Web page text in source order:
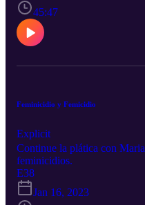
45:47
Feminicidio y Femicidio
Explicit
Continue la plática con
feminicidios.
E38
Jan 16, 2023